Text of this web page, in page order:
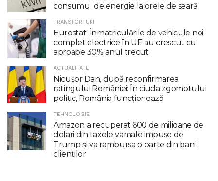
consumul de energie la orele de seară
TRANSPORTURI
Eurostat: Înmatriculările de vehicule noi
complet electrice în UE au crescut cu
aproape 30% anul trecut
ACTUALITATE
Nicuşor Dan, după reconfirmarea
ratingului României: În ciuda zgomotului
politic, România funcţionează
TEHNOLOGIE
Amazon a recuperat 600 de milioane de
dolari din taxele vamale impuse de
Trump şi va rambursa o parte din bani
clienţilor